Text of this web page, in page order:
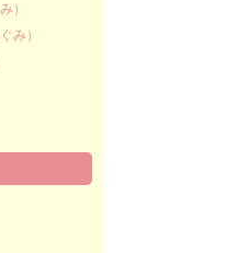
）
み）